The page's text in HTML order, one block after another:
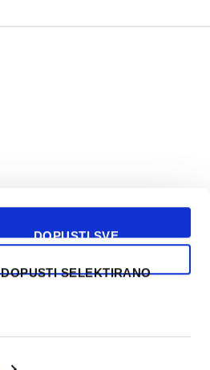
DOPUSTI SVE
DOPUSTI SELEKTIRANO